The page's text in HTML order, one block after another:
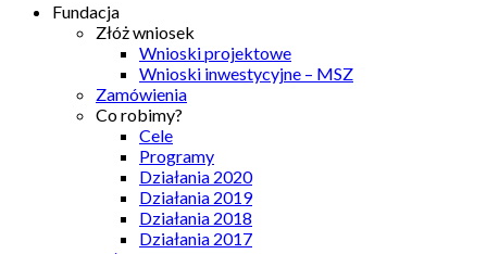
Fundacja
Złóż wniosek
Wnioski projektowe
Wnioski inwestycyjne – MSZ
Zamówienia
Co robimy?
Cele
Programy
Działania 2020
Działania 2019
Działania 2018
Działania 2017